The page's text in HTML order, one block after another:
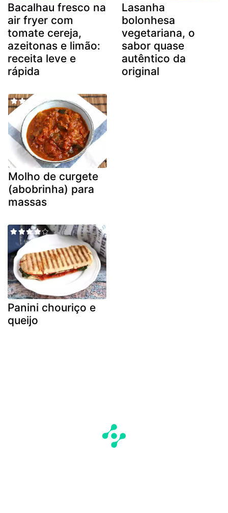
Bacalhau fresco na
air fryer com
tomate cereja,
azeitonas e limão:
receita leve e
rápida
Lasanha
bolonhesa
vegetariana, o
sabor quase
autêntico da
original
Molho de curgete
(abobrinha) para
massas
Panini chouriço e
queijo